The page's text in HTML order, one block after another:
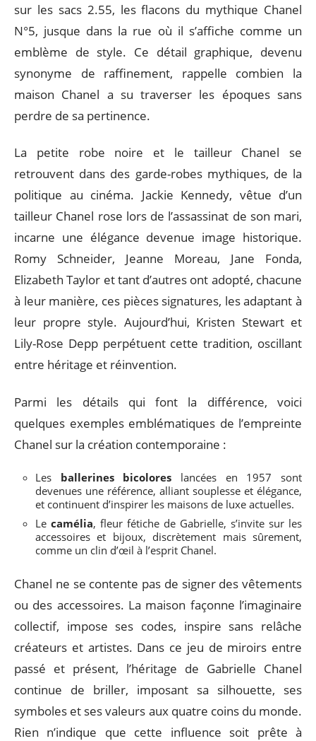
sur les sacs 2.55, les flacons du mythique Chanel
N°5, jusque dans la rue où il s’affiche comme un
emblème de style. Ce détail graphique, devenu
synonyme de raffinement, rappelle combien la
maison Chanel a su traverser les époques sans
perdre de sa pertinence.
La petite robe noire et le tailleur Chanel se
retrouvent dans des garde-robes mythiques, de la
politique au cinéma. Jackie Kennedy, vêtue d’un
tailleur Chanel rose lors de l’assassinat de son mari,
incarne une élégance devenue image historique.
Romy Schneider, Jeanne Moreau, Jane Fonda,
Elizabeth Taylor et tant d’autres ont adopté, chacune
à leur manière, ces pièces signatures, les adaptant à
leur propre style. Aujourd’hui, Kristen Stewart et
Lily-Rose Depp perpétuent cette tradition, oscillant
entre héritage et réinvention.
Parmi les détails qui font la différence, voici
quelques exemples emblématiques de l’empreinte
Chanel sur la création contemporaine :
Les ballerines bicolores lancées en 1957 sont
devenues une référence, alliant souplesse et élégance,
et continuent d’inspirer les maisons de luxe actuelles.
Le camélia, fleur fétiche de Gabrielle, s’invite sur les
accessoires et bijoux, discrètement mais sûrement,
comme un clin d’œil à l’esprit Chanel.
Chanel ne se contente pas de signer des vêtements
ou des accessoires. La maison façonne l’imaginaire
collectif, impose ses codes, inspire sans relâche
créateurs et artistes. Dans ce jeu de miroirs entre
passé et présent, l’héritage de Gabrielle Chanel
continue de briller, imposant sa silhouette, ses
symboles et ses valeurs aux quatre coins du monde.
Rien n’indique que cette influence soit prête à